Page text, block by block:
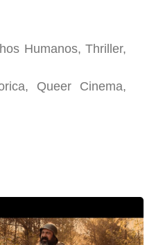
Humanos, Thriller,
Queer Cinema,